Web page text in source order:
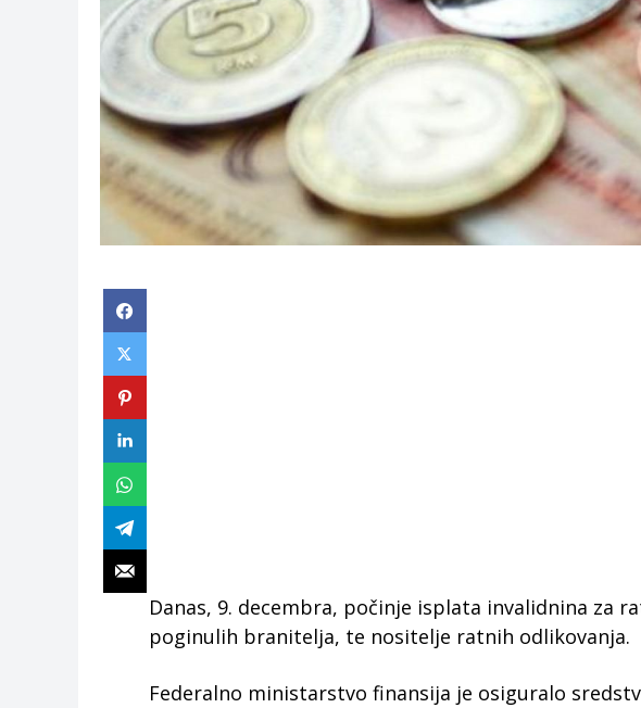
Danas, 9. decembra, počinje isplata invalidnina za
poginulih branitelja, te nositelje ratnih odlikovanja.
Federalno ministarstvo finansija je osiguralo